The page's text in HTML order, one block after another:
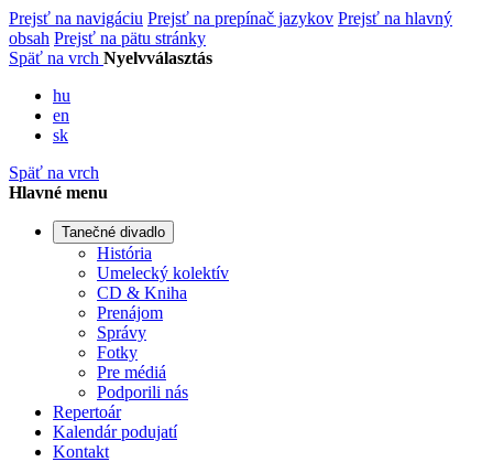
Prejsť na navigáciu Prejsť na prepínač jazykov Prejsť na hlavný
obsah Prejsť na pätu stránky
Späť na vrch Nyelvválasztás
hu
en
sk
Späť na vrch
Hlavné menu
Tanečné divadlo
História
Umelecký kolektív
CD & Kniha
Prenájom
Správy
Fotky
Pre médiá
Podporili nás
Repertoár
Kalendár podujatí
Kontakt